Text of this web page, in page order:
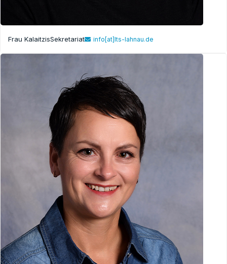
Frau KalaitzisSekretariat info[at]lts-lahnau.de